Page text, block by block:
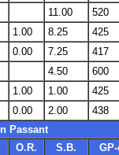
11.00
520
1.00 8.25
425
0.00 7.25
417
4.50
600
1.00 1.00
425
0.00 2.00
438
Passant
O.R. S.B.